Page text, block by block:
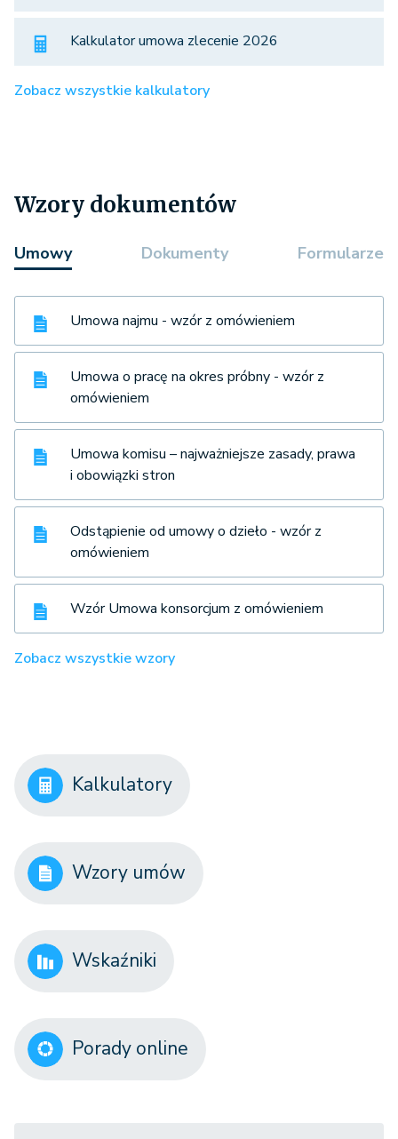
Kalkulator umowa zlecenie 2026
Zobacz wszystkie kalkulatory
Wzory dokumentów
Umowy Dokumenty Formularze
Umowa najmu - wzór z omówieniem
Umowa o pracę na okres próbny - wzór z
omówieniem
Umowa komisu – najważniejsze zasady, prawa
i obowiązki stron
Odstąpienie od umowy o dzieło - wzór z
omówieniem
Wzór Umowa konsorcjum z omówieniem
Zobacz wszystkie wzory
Kalkulatory
Wzory umów
Wskaźniki
Porady online